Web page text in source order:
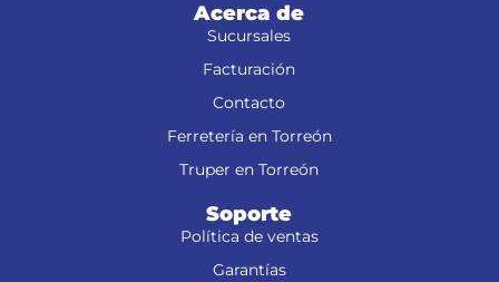
Acerca de
Sucursales
Facturación
Contacto
Ferretería en Torreón
Truper en Torreón
Soporte
Política de ventas
Garantías